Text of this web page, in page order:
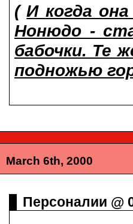
(И когда
Нонюдо -
бабочки. Те
подножью
March 6th, 2000
Персоналии @